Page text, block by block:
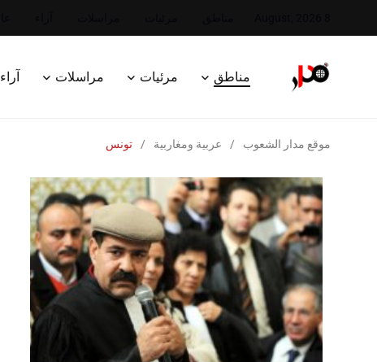
مناطق مرئيات مراسلات آراء
موقع مدار الشعوب / عربية ومغاربية / تونس